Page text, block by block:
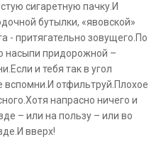
сигаретную пачку.И
бутылки, «явовской»
- притягательно зовущего.По
насыпи придорожной –
и тебя так в угол
вспомни.И отфильтруй.Плохое
напрасно ничего и
– или на пользу – или во
вверх!